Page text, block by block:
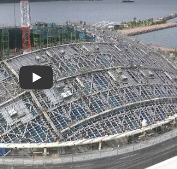
Play